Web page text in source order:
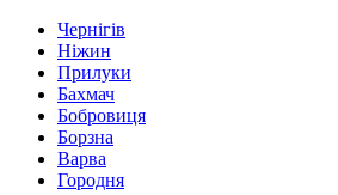
Чернігів
Ніжин
Прилуки
Бахмач
Бобровиця
Борзна
Варва
Городня